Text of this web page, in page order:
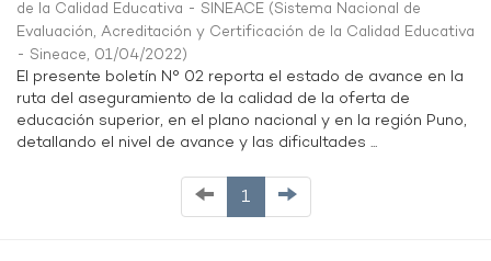
de la Calidad Educativa - SINEACE (Sistema Nacional de
Evaluación, Acreditación y Certificación de la Calidad Educativa
- Sineace, 01/04/2022)
El presente boletín N° 02 reporta el estado de avance en la
ruta del aseguramiento de la calidad de la oferta de
educación superior, en el plano nacional y en la región Puno,
detallando el nivel de avance y las dificultades ...
1